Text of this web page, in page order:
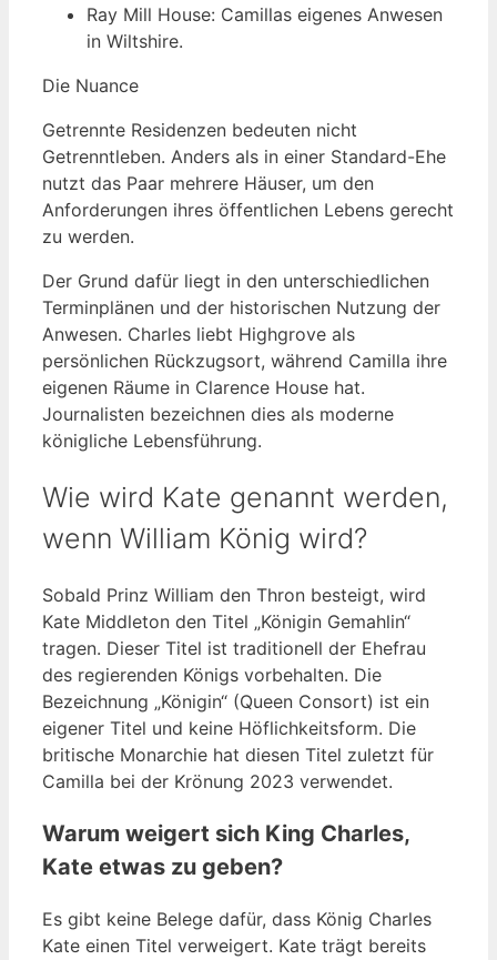
Ray Mill House: Camillas eigenes Anwesen
in Wiltshire.
Die Nuance
Getrennte Residenzen bedeuten nicht
Getrenntleben. Anders als in einer Standard-Ehe
nutzt das Paar mehrere Häuser, um den
Anforderungen ihres öffentlichen Lebens gerecht
zu werden.
Der Grund dafür liegt in den unterschiedlichen
Terminplänen und der historischen Nutzung der
Anwesen. Charles liebt Highgrove als
persönlichen Rückzugsort, während Camilla ihre
eigenen Räume in Clarence House hat.
Journalisten bezeichnen dies als moderne
königliche Lebensführung.
Wie wird Kate genannt werden,
wenn William König wird?
Sobald Prinz William den Thron besteigt, wird
Kate Middleton den Titel „Königin Gemahlin“
tragen. Dieser Titel ist traditionell der Ehefrau
des regierenden Königs vorbehalten. Die
Bezeichnung „Königin“ (Queen Consort) ist ein
eigener Titel und keine Höflichkeitsform. Die
britische Monarchie hat diesen Titel zuletzt für
Camilla bei der Krönung 2023 verwendet.
Warum weigert sich King Charles,
Kate etwas zu geben?
Es gibt keine Belege dafür, dass König Charles
Kate einen Titel verweigert. Kate trägt bereits